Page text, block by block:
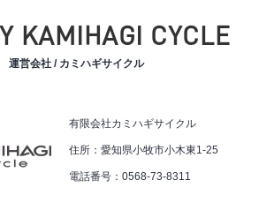
KAMIHAGI CYCLE
運営会社 / カミハギサイクル
有限会社カミハギサイクル
住所：愛知県小牧市小木東1-25
電話番号：0568-73-8311